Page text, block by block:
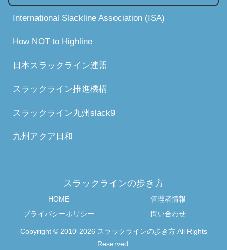
International Slackline Association (ISA)
How NOT to Highline
日本スラックライン連盟
スラックライン推進機構
スラックライン九州slack9
九州アクア日和
スラックラインの歩き方
HOME
管理者情報
プライバシーポリシー
問い合わせ
Copyright © 2010-2026 スラックラインの歩き方 All Rights
Reserved.